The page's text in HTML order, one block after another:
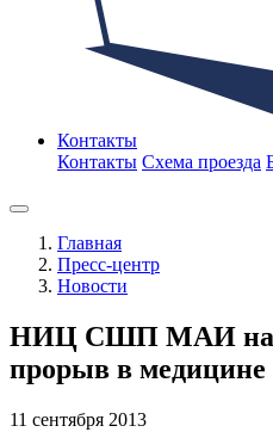
Контакты
Контакты Схема проезда
Главная
Пресс-центр
Новости
НИЦ СШП МАИ на
прорыв в медицине
11 сентября 2013